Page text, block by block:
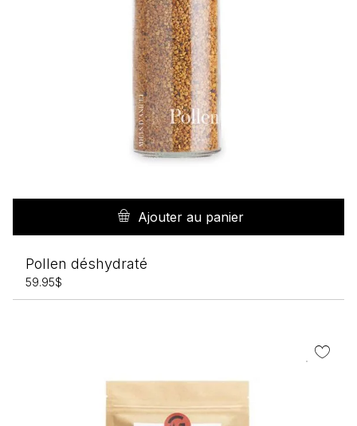
Ajouter au panier
Pollen déshydraté
59.95$